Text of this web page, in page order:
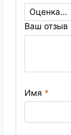
Ваш отзыв
Имя *